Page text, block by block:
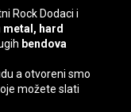
Rock Dodaci i
metal, hard
bendova
a otvoreni smo
možete slati